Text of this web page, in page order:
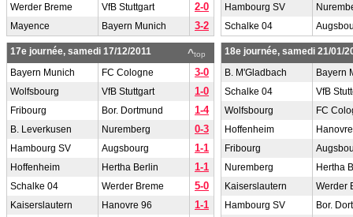
Werder Breme VfB Stuttgart 2-0
Mayence Bayern Munich 3-2
Hambourg SV
Schalke 04
^top
17e journée, samedi 17/12/2011
Bayern Munich
FC Cologne 3-0
Wolfsbourg VfB Stuttgart 1-0
Fribourg Bor. Dortmund 1-4
B. Leverkusen Nuremberg 0-3
Hambourg SV Augsbourg 1-1
Hoffenheim Hertha Berlin 1-1
Schalke 04 Werder Breme 5-0
Kaiserslautern Hanovre 96 1-1
18e journée, samedi 21/01/
B. M'Gladbach
Bayern
Schalke 04
VfB
Wolfsbourg
FC
Hoffenheim
Fribourg
Nuremberg
Hertha
Kaiserslautern
Werder
Hambourg SV
Bor.